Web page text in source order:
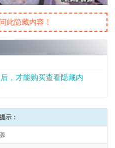
此隐藏内容！
后，才能购买查看隐藏内
示：